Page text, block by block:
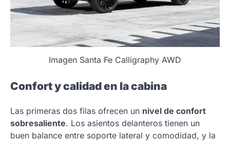
Imagen Santa Fe Calligraphy AWD
Confort y calidad en la cabina
Las primeras dos filas ofrecen un nivel de confort
sobresaliente. Los asientos delanteros tienen un
buen balance entre soporte lateral y comodidad, y la